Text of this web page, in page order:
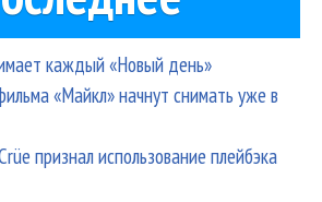
каждый «Новый день»
«Майкл» начнут снимать уже в
признал использование плейбэка